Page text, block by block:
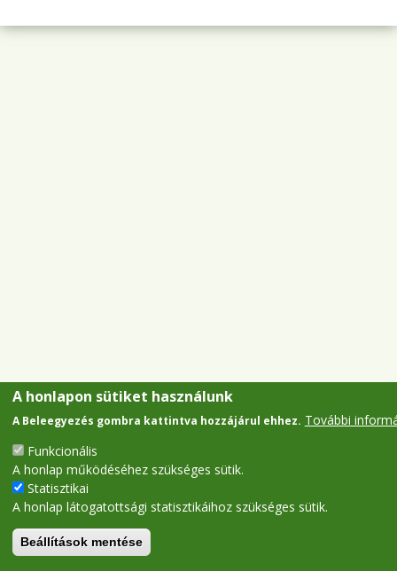
A honlapon sütiket használunk
A Beleegyezés gombra kattintva hozzájárul ehhez. További
Funkcionális
A honlap működéséhez szükséges sütik.
Statisztikai
A honlap látogatottsági statisztikáihoz szükséges sütik.
Beállítások mentése